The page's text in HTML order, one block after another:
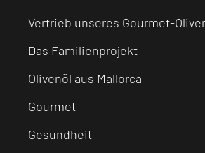
Vertrieb unseres Gourmet-
Das Familienprojekt
Olivenöl aus Mallorca
Gourmet
Gesundheit